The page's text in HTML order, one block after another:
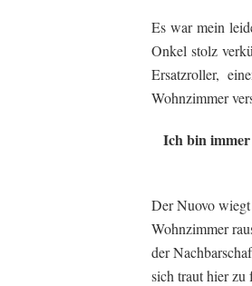
Es war mein
Onkel stolz
Ersatzroller,
Wohnzimmer
Ich bin
Der Nuovo
Wohnzimmer
der
sich traut hier zu